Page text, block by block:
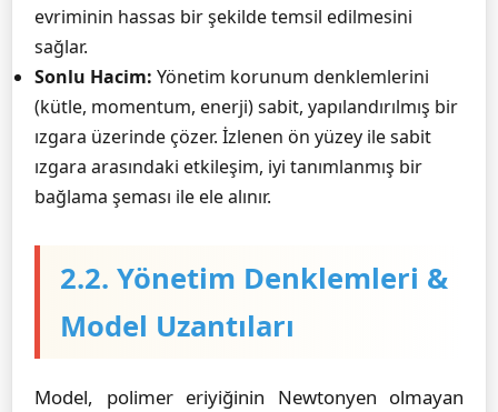
evriminin hassas bir şekilde temsil edilmesini
sağlar.
Sonlu Hacim: Yönetim korunum denklemlerini
(kütle, momentum, enerji) sabit, yapılandırılmış bir
ızgara üzerinde çözer. İzlenen ön yüzey ile sabit
ızgara arasındaki etkileşim, iyi tanımlanmış bir
bağlama şeması ile ele alınır.
2.2. Yönetim Denklemleri &
Model Uzantıları
Model, polimer eriyiğinin Newtonyen olmayan